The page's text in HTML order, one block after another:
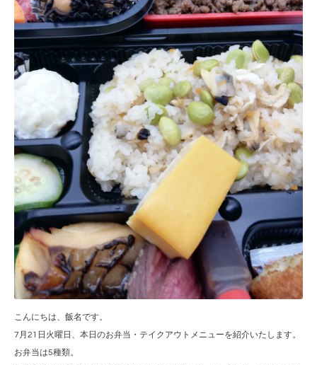
こんにちは、飯名です。
7月21日火曜日、本日のお弁当・テイクアウトメニューを紹介いたします。
お弁当は5種類。